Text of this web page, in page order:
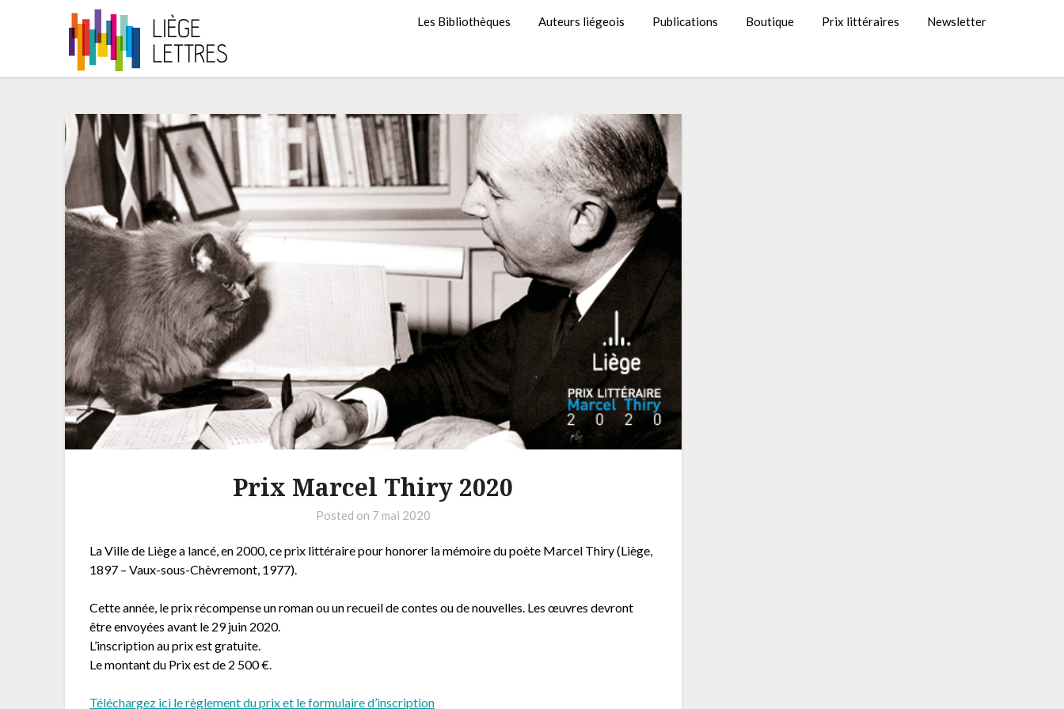
Les Bibliothèques Auteurs liégeois Publications Boutique Prix littéraires Newsletter
Prix Marcel Thiry 2020
Posted on 7 mai 2020
La Ville de Liège a lancé, en 2000, ce prix littéraire pour honorer la mémoire du poète Marcel Thiry (Liège,
1897 – Vaux-sous-Chèvremont, 1977).
Cette année, le prix récompense un roman ou un recueil de contes ou de nouvelles. Les œuvres devront
être envoyées avant le 29 juin 2020.
L’inscription au prix est gratuite.
Le montant du Prix est de 2 500 €.
Téléchargez ici le règlement du prix et le formulaire d’inscription